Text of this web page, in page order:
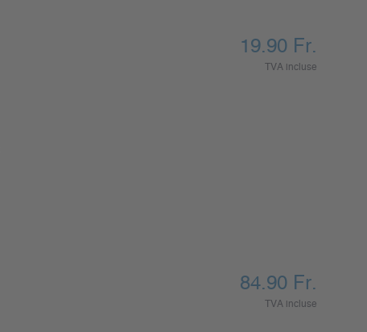
19.90 Fr.
TVA incluse
84.90 Fr.
TVA incluse